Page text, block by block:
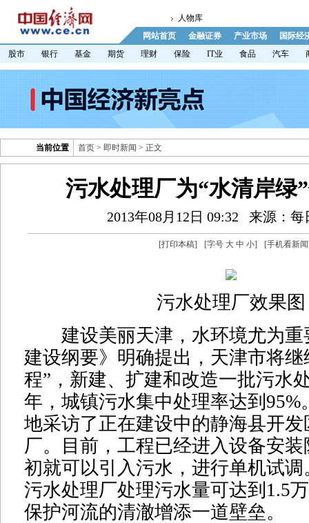
人物库
网站首页
金融证券 产业市场
国际经
股市
银行 基金 期货 理财 保险 IT业 食品 汽车
当前位置 首页 > 即时新闻 > 正文
污水处理厂为“水清岸绿
2013年08月12日 09:32 来源：每
[打印本稿] [字号 大 中 小] [手机看新闻
污水处理厂效果图
建设美丽天津，水环境尤为重
建设纲要》明确提出，天津市将继
程”，新建、扩建和改造一批污水
年，城镇污水集中处理率达到95%
地采访了正在建设中的静海县开
厂。目前，工程已经进入设备安
初就可以引入污水，进行单机试
污水处理厂处理污水量可达到1.5
保护河流的清澈增添一道壁垒。